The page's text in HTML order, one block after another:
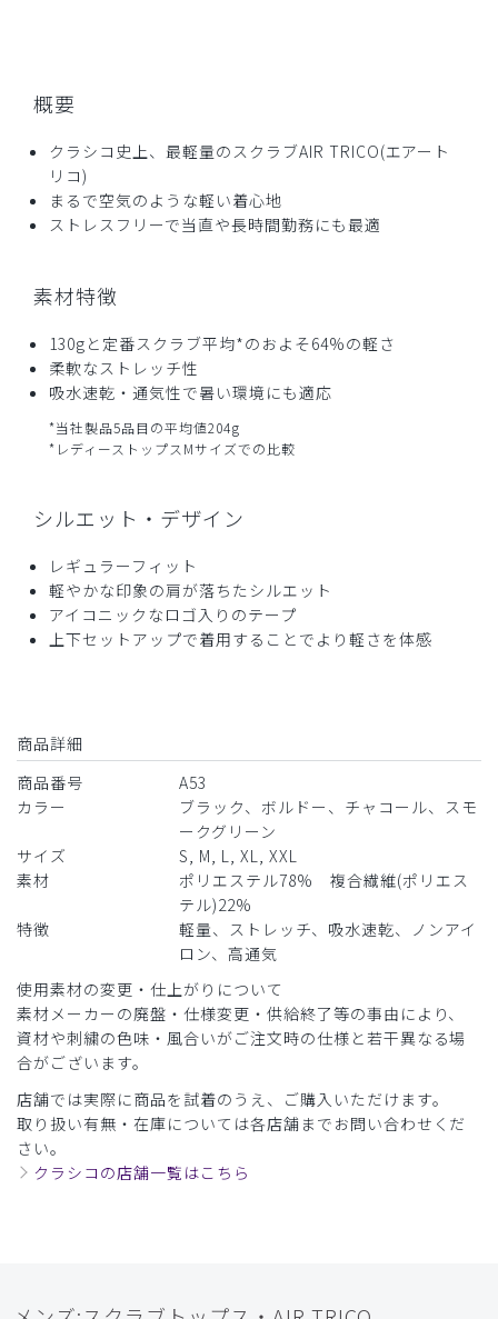
概要
クラシコ史上、最軽量のスクラブAIR TRICO(エアート
リコ)
まるで空気のような軽い着心地
ストレスフリーで当直や長時間勤務にも最適
素材特徴
130gと定番スクラブ平均*のおよそ64%の軽さ
柔軟なストレッチ性
吸水速乾・通気性で暑い環境にも適応
*当社製品5品目の平均値204g
*レディーストップスMサイズでの比較
シルエット・デザイン
レギュラーフィット
軽やかな印象の肩が落ちたシルエット
アイコニックなロゴ入りのテープ
上下セットアップで着用することでより軽さを体感
商品詳細
商品番号
A53
カラー
ブラック、ボルドー、チャコール、スモ
ークグリーン
サイズ
S, M, L, XL, XXL
素材
ポリエステル78% 複合繊維(ポリエス
テル)22%
特徴
軽量、ストレッチ、吸水速乾、ノンアイ
ロン、高通気
使用素材の変更・仕上がりについて
素材メーカーの廃盤・仕様変更・供給終了等の事由により、
資材や刺繍の色味・風合いがご注文時の仕様と若干異なる場
合がございます。
店舗では実際に商品を試着のうえ、ご購入いただけます。
取り扱い有無・在庫については各店舗までお問い合わせくだ
さい。
クラシコの店舗一覧はこちら